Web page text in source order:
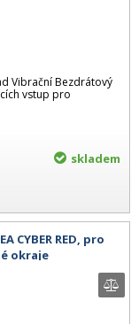
Vibrační Bezdrátový
vstup pro
skladem
CYBER RED, pro
okraje